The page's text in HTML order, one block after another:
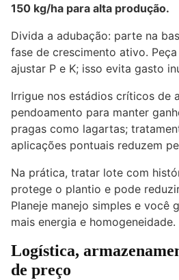
150 kg/ha para alta produção.
Divida a adubação: parte na
fase de crescimento ativo.
ajustar P e K; isso evita gasto
Irrigue nos estádios críticos de
pendoamento para manter
pragas como lagartas;
aplicações pontuais reduzem
Na prática, tratar lote com
protege o plantio e pode
Planeje manejo simples e você
mais energia e homogeneidade.
Logística,
de preço